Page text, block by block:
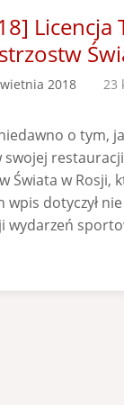
Licencja
2018 23
o tym,
swojej
Świata w Rosji,
dotyczył
wydarzeń